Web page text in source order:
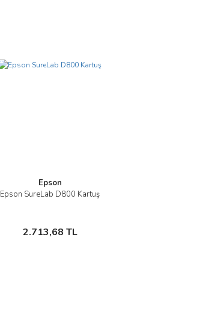
Epson
Epson SureLab D800 Kartuş
2.713,68 TL
İncele
Sepete Ekle